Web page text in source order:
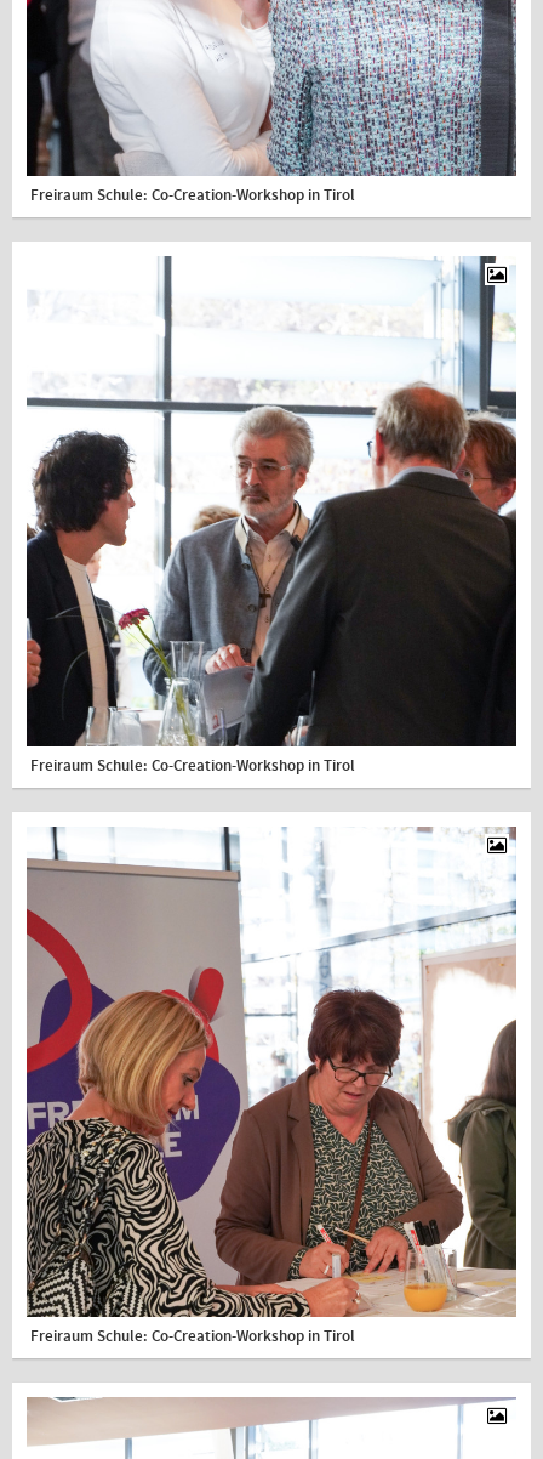
Freiraum Schule: Co-Creation-Workshop in Tirol
Freiraum Schule: Co-Creation-Workshop in Tirol
Freiraum Schule: Co-Creation-Workshop in Tirol